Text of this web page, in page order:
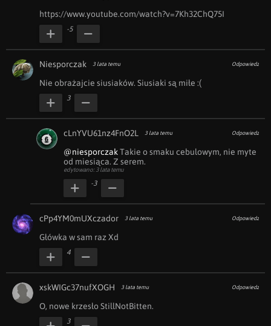
https://www.youtube.com/watch?v=7Kh32ChQ75I
-5
Niesporczak 3 lata temu Odpowiedz
Nie obrażajcie siusiaków. Siusiaki są miłe :(
3
cLnYVU61nz4FnO2L 3 lata temu Odpowiedz
@niesporczak Takie o smaku cebulowym, nie myte
od miesiąca. Z serem.
edytowano: 3 lata temu
-3
cPp4YM0mUXczador 3 lata temu Odpowiedz
Główka w sam raz Xd
4
xskWIGc37nufXOGH 3 lata temu Odpowiedz
O, nowe krzesło StillNotBitten.
3